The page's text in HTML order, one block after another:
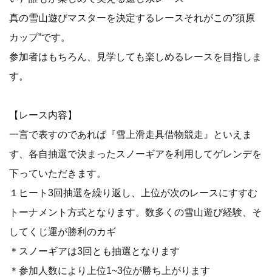
真の雪山遊びマスターを決定するレースそれがこの”須原
カップ”です。
参加者はもちろん、見学しても楽しめるレースを目指しま
す。
【レース内容】
一言で表すのであれば『雪上滑走具借物競走』といえま
す、各自抽選で決まったスノーギアを利用してゲレンデを
下っていただきます。
１ヒート3回抽選を繰り返し、上位が次のレースにすすむ
トーナメント方式となります。数多くの雪山遊び経験、そ
してくじ運が勝利のカギ
＊スノーギアは3回とも抽選となります
＊参加人数により上位1~3位が勝ち上がります